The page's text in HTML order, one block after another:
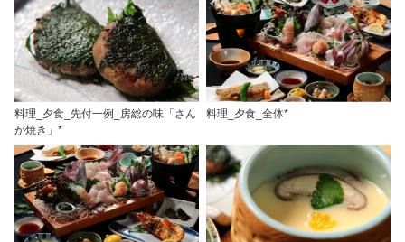
料理_夕食_先付一例_房総の味「さん
が焼き」*
料理_夕食_全体*